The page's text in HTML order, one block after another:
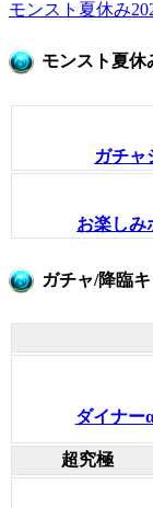
モンスト夏休み
モンスト夏休
ガチャ
お楽しみ
ガチャ/降臨
ダイナー
超究極